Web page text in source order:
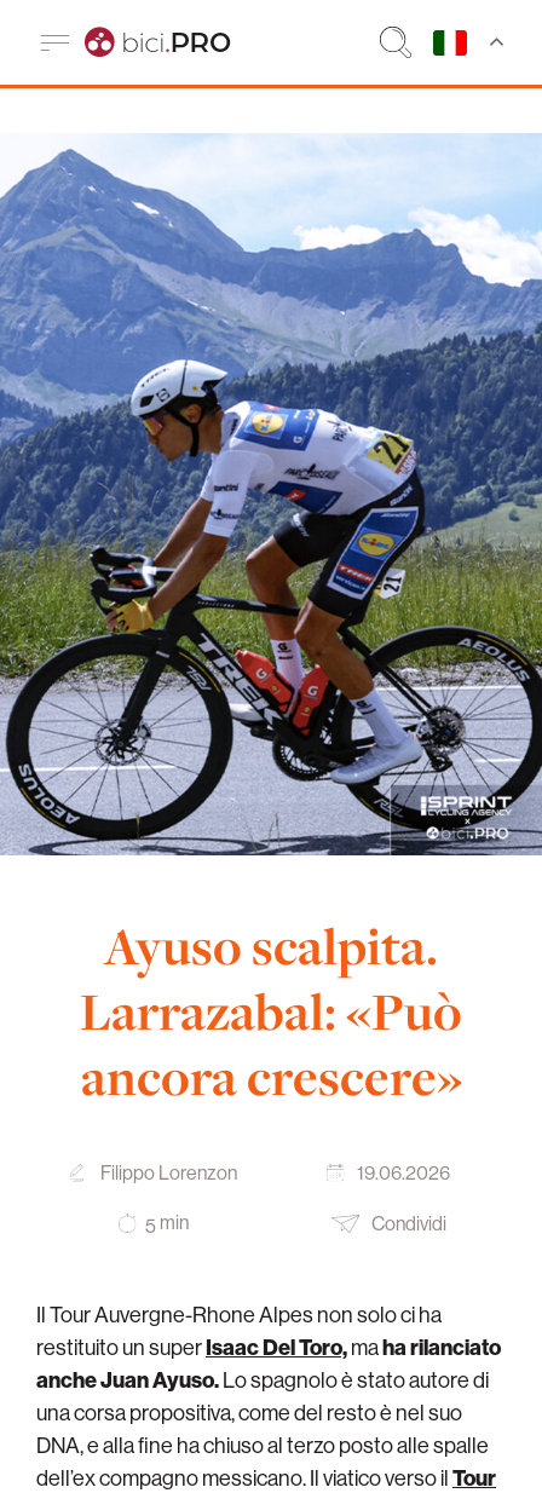
Ayuso scalpita.
Larrazabal: «Può
ancora crescere»
Filippo Lorenzon 19.06.2026
5 min Condividi
Il Tour Auvergne-Rhone Alpes non solo ci ha
restituito un superIsaac Del Toro,maha rilanciato
anche Juan Ayuso.Lo spagnolo è stato autore di
una corsa propositiva, come del resto è nel suo
DNA, e alla fine ha chiuso al terzo posto alle spalle
dell’ex compagno messicano. Il viatico verso ilTour